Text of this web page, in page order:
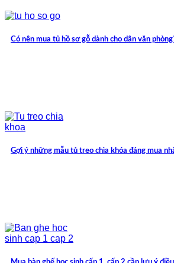
Có nên mua tủ hồ sơ gỗ dành cho dân văn
Gợi ý những mẫu tủ treo chìa khóa đáng mua